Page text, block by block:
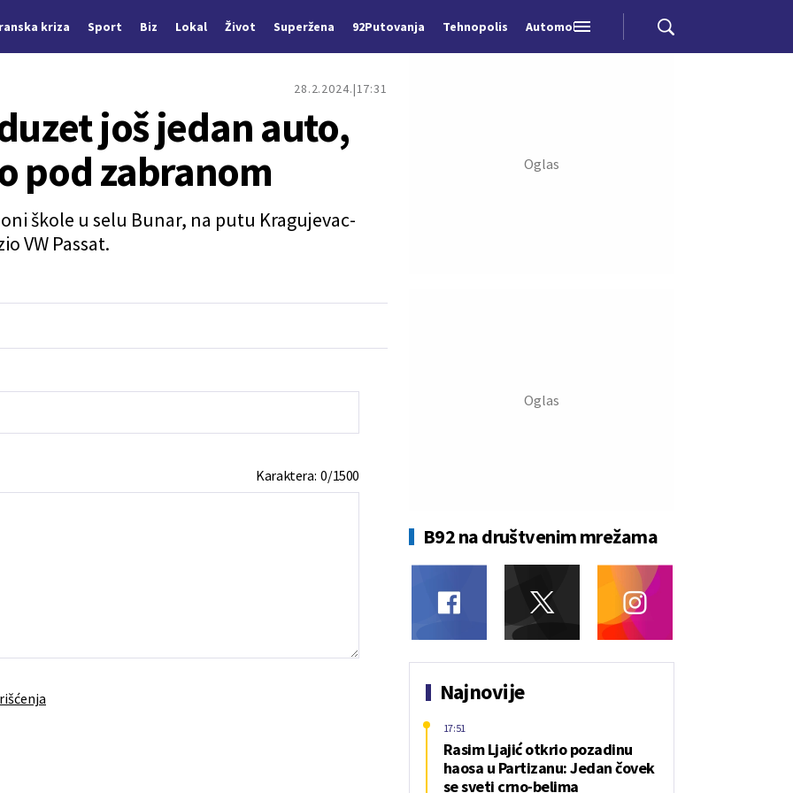
kriza Sport Biz Lokal Život Superžena 92Putovanja Tehnopolis Automobili
28.2.2024. 17:31
još jedan auto,
pod zabranom
škole u selu Bunar, na putu Kragujevac-
VW Passat.
Karaktera:0/1500
B92 na društvenim mrežama
Najnovije
Rasim Ljajić otkrio pozadinu
haosa u Partizanu: Jedan čovek
se sveti crno-belima
17:51